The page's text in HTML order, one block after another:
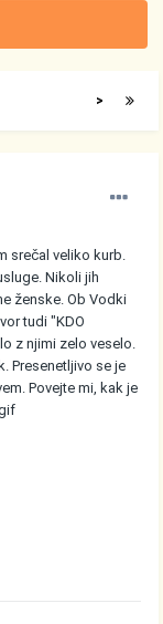
>
srečal veliko kurb.
Nikoli jih
ženske. Ob Vodki
tudi "KDO
z njimi zelo veselo.
Presenetljivo se je
Povejte mi, kak je